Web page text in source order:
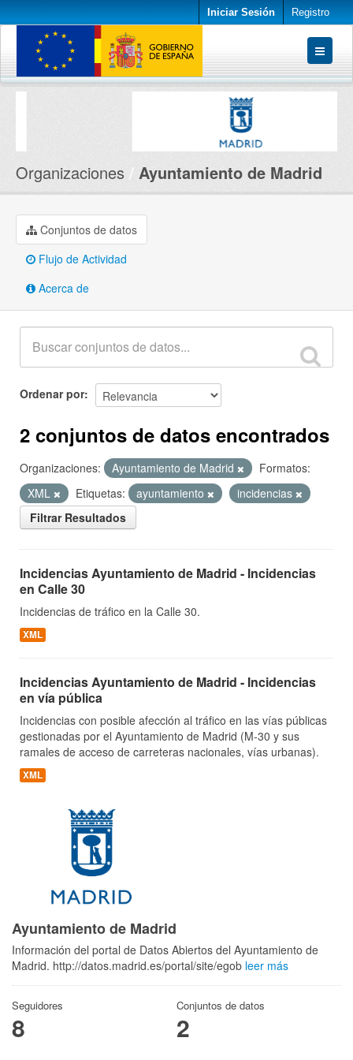
Iniciar Sesión Registro
Conjuntos de datos
Organizaciones Ayuntamiento de Madrid
Conjuntos de datos
Flujo de Actividad
Acerca de
Ordenar por
2 conjuntos de datos encontrados
Organizaciones: Ayuntamiento de Madrid
Formatos:
XML
Etiquetas: ayuntamiento
incidencias
Filtrar Resultados
Incidencias Ayuntamiento de Madrid - Incidencias
en Calle 30
Incidencias de tráfico en la Calle 30.
XML
Incidencias Ayuntamiento de Madrid - Incidencias
en vía pública
Incidencias con posible afección al tráfico en las vías públicas
gestionadas por el Ayuntamiento de Madrid (M-30 y sus
ramales de acceso de carreteras nacionales, vías urbanas).
XML
Ayuntamiento de Madrid
Información del portal de Datos Abiertos del Ayuntamiento de
Madrid. http://datos.madrid.es/portal/site/egob leer más
Seguidores
8
Conjuntos de datos
2